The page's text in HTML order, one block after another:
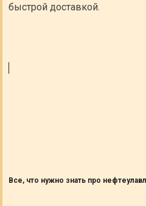
быстрой доставкой.
Все, что нужно знать про